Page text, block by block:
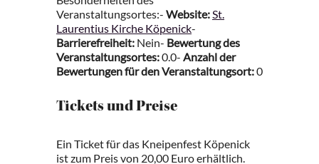
Veranstaltungsortes:- Website:St.
Laurentius Kirche Köpenick-
Barrierefreiheit: Nein- Bewertung des
Veranstaltungsortes:0.0- Anzahl der
Bewertungen für den Veranstaltungsort:0
Tickets und Preise
Ein Ticket für das Kneipenfest Köpenick
ist zum Preis von 20,00 Euro erhältlich.